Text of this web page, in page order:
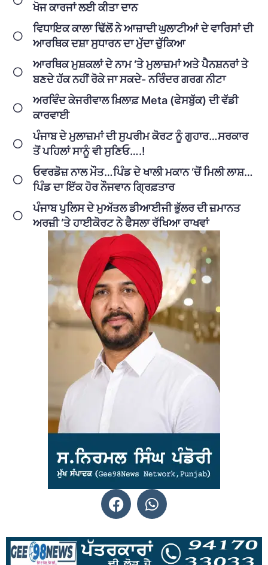
ਖੋਜ ਕਾਰਜਾਂ ਲਈ ਕੀਤਾ ਦਾਨ
ਵਿਧਾਇਕ ਕਾਲਾ ਢਿੱਲੋਂ ਨੇ ਆਜ਼ਾਦੀ ਘੁਲਾਟੀਆਂ ਦੇ ਵਾਰਿਸਾਂ ਦੀ
ਆਰਥਿਕ ਦਸ਼ਾ ਸੁਧਾਰਨ ਦਾ ਮੁੱਦਾ ਚੁੱਕਿਆ
ਆਰਥਿਕ ਮੁਸ਼ਕਲਾਂ ਦੇ ਨਾਮ ‘ਤੇ ਮੁਲਾਜ਼ਮਾਂ ਅਤੇ ਪੈਨਸ਼ਨਰਾਂ ਤੇ
ਬਣਦੇ ਹੱਕ ਨਹੀਂ ਰੋਕੇ ਜਾ ਸਕਦੇ- ਨਰਿੰਦਰ ਗਰਗ ਨੀਟਾ
ਅਰਵਿੰਦ ਕੇਜਰੀਵਾਲ ਖ਼ਿਲਾਫ਼ Meta (ਫੇਸਬੁੱਕ) ਦੀ ਵੱਡੀ
ਕਾਰਵਾਈ
ਪੰਜਾਬ ਦੇ ਮੁਲਾਜ਼ਮਾਂ ਦੀ ਸੁਪਰੀਮ ਕੋਰਟ ਨੂੰ ਗੁਹਾਰ…ਸਰਕਾਰ
ਤੋਂ ਪਹਿਲਾਂ ਸਾਨੂੰ ਵੀ ਸੁਣਿਓ….!
ਓਵਰਡੋਜ਼ ਨਾਲ ਮੌਤ…ਪਿੰਡ ਦੇ ਖਾਲੀ ਮਕਾਨ ‘ਚੋਂ ਮਿਲੀ ਲਾਸ਼…
ਪਿੰਡ ਦਾ ਇੱਕ ਹੋਰ ਨੌਜਵਾਨ ਗ੍ਰਿਫ਼ਤਾਰ
ਪੰਜਾਬ ਪੁਲਿਸ ਦੇ ਮੁਅੱਤਲ ਡੀਆਈਜੀ ਭੁੱਲਰ ਦੀ ਜ਼ਮਾਨਤ
ਅਰਜ਼ੀ ‘ਤੇ ਹਾਈਕੋਰਟ ਨੇ ਫੈਸਲਾ ਰੱਖਿਆ ਰਾਖਵਾਂ